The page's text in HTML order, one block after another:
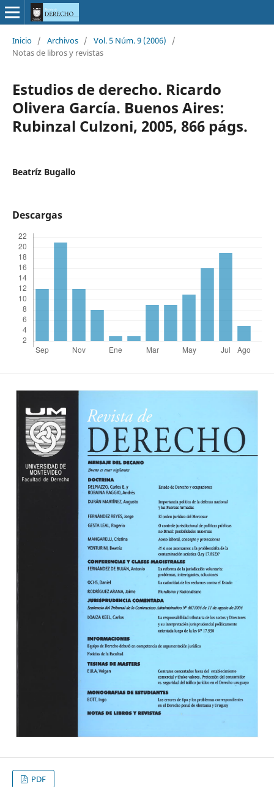
Inicio / Archivos / Vol. 5 Núm. 9 (2006)
/
Notas de libros y revistas
Estudios de derecho. Ricardo
Olivera García. Buenos Aires:
Rubinzal Culzoni, 2005, 866 págs.
Beatríz Bugallo
Descargas
PDF